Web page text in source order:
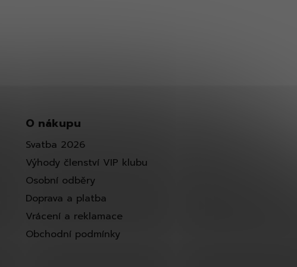
O nákupu
Svatba 2026
Výhody členství VIP klubu
Osobní odběry
Doprava a platba
Vrácení a reklamace
Obchodní podmínky